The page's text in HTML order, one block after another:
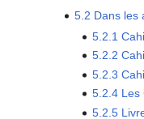
5.2 Dans les
5.2.1
5.2.2
5.2.3
5.2.4 Les
5.2.5